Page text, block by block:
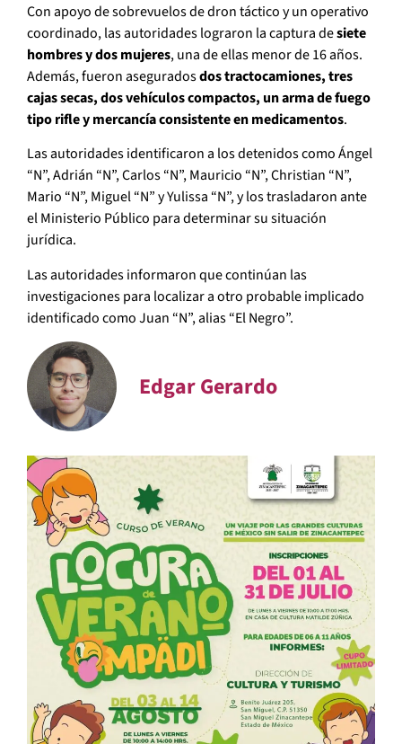
Con apoyo de sobrevuelos de dron táctico y un operativo
coordinado, las autoridades lograron la captura desiete
hombres y dos mujeres, una de ellas menor de 16 años.
Además, fueron aseguradosdos tractocamiones, tres
cajas secas, dos vehículos compactos, un arma de fuego
tipo rifle y mercancía consistente en medicamentos.
Las autoridades identificaron a los detenidos como Ángel
“N”, Adrián “N”, Carlos “N”, Mauricio “N”, Christian “N”,
Mario “N”, Miguel “N” y Yulissa “N”, y los trasladaron ante
el Ministerio Público para determinar su situación
jurídica.
Las autoridades informaron que continúan las
investigaciones para localizar a otro probable implicado
identificado como Juan “N”, alias “El Negro”.
Edgar Gerardo